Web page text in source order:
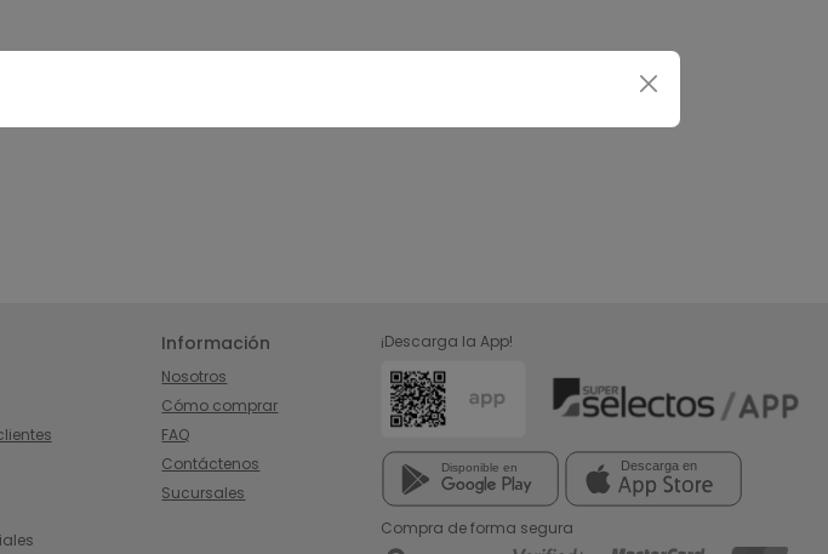
Información
Nosotros
Cómo comprar
FAQ
Contáctenos
Sucursales
¡Descarga la App!
Compra de forma segura